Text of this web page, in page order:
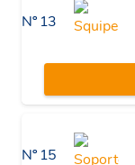
Nº 13
Nº 15